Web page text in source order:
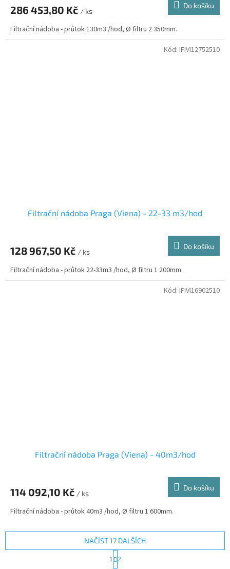
286 453,80 Kč / ks
Do košíku
Filtrační nádoba - průtok 130m3 /hod, Ø filtru 2 350mm.
Filtrační nádoba Praga (Viena) - 22-33 m3/hod
128 967,50 Kč / ks
Do košíku
Filtrační nádoba - průtok 22-33m3 /hod, Ø filtru 1 200mm.
Kód: IFIVI12752510
Filtrační nádoba Praga (Viena) - 40m3/hod
114 092,10 Kč / ks
Do košíku
Filtrační nádoba - průtok 40m3 /hod, Ø filtru 1 600mm.
Kód: IFIVI16902510
NAČÍST 17 DALŠÍCH
t
1 2